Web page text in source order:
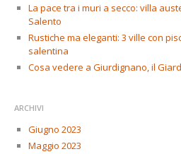
La pace tra i muri a secco: villa
Salento
Rustiche ma eleganti: 3 ville con
salentina
Cosa vedere a Giurdignano, il
ARCHIVI
Giugno 2023
Maggio 2023